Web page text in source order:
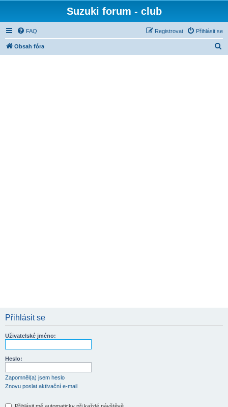
Suzuki forum - club
FAQ Přihlásit se
Registrovat
Obsah fóra
Přihlásit se
Uživatelské jméno:
Heslo:
Zapomněl(a) jsem heslo
Znovu poslat aktivační e-mail